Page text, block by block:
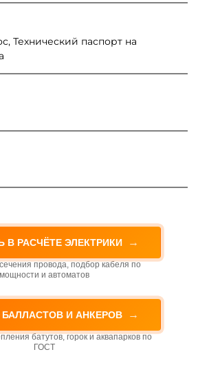
Технический паспорт на
РАСЧЁТЕ ЭЛЕКТРИКИ →
провода, подбор кабеля по
мощности и автоматов
БАЛЛАСТОВ И АНКЕРОВ →
батутов, горок и аквапарков по
ГОСТ